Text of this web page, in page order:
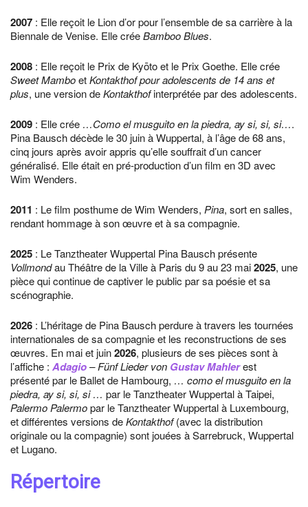
2007 : Elle reçoit le Lion d’or pour l’ensemble de sa carrière à la
Biennale de Venise. Elle créeBamboo Blues.
2008 : Elle reçoit le Prix de Kyōto et le Prix Goethe. Elle crée
Sweet MamboetKontakthof pour adolescents de 14 ans et
plus, une version deKontakthofinterprétée par des adolescents.
2009 : Elle crée …Como el musguito en la piedra, ay si, si, si….
Pina Bausch décède le 30 juin à Wuppertal, à l’âge de 68 ans,
cinq jours après avoir appris qu’elle souffrait d’un cancer
généralisé. Elle était en pré-production d’un film en 3D avec
Wim Wenders.
2011 : Le film posthume de Wim Wenders, Pina, sort en salles,
rendant hommage à son œuvre et à sa compagnie.
2025 : Le Tanztheater Wuppertal Pina Bausch présente
Vollmondau Théâtre de la Ville à Paris du 9 au 23 mai2025, une
pièce qui continue de captiver le public par sa poésie et sa
scénographie.
2026 : L’héritage de Pina Bausch perdure à travers les tournées
internationales de sa compagnie et les reconstructions de ses
œuvres. En mai et juin2026, plusieurs de ses pièces sont à
l’affiche : Adagio– Fünf Lieder von Gustav Mahlerest
présenté par le Ballet de Hambourg, … como el musguito en la
piedra, ay si, si, si … par le Tanztheater Wuppertal à Taipei,
Palermo Palermopar le Tanztheater Wuppertal à Luxembourg,
et différentes versions deKontakthof(avec la distribution
originale ou la compagnie) sont jouées à Sarrebruck, Wuppertal
et Lugano.
Répertoire